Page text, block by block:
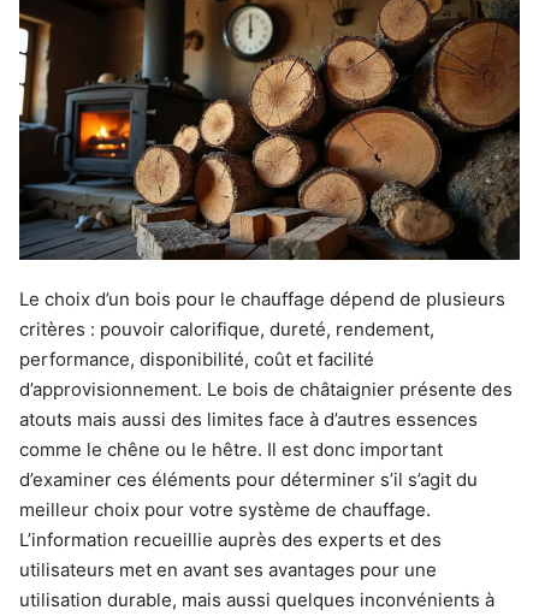
Le choix d’un bois pour le chauffage dépend de plusieurs
critères : pouvoir calorifique, dureté, rendement,
performance, disponibilité, coût et facilité
d’approvisionnement. Le bois de châtaignier présente des
atouts mais aussi des limites face à d’autres essences
comme le chêne ou le hêtre. Il est donc important
d’examiner ces éléments pour déterminer s’il s’agit du
meilleur choix pour votre système de chauffage.
L’information recueillie auprès des experts et des
utilisateurs met en avant ses avantages pour une
utilisation durable, mais aussi quelques inconvénients à